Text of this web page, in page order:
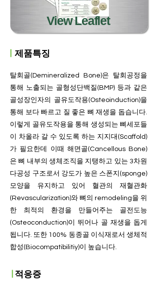
View Leaflet
ㅣ제품특징
탈회골(Demineralized Bone)은 탈회공정을
통해 노출되는 골형성단백질(BMP) 등과 같은
골성장인자의 골유도작용(Osteoinduction)을
통해 보다 빠르고 질 좋은 뼈 재생을 돕습니다.
이렇게 골유도작용을 통해 생성되는 뼈세포들
이 차올라 갈 수 있도록 하는 지지대(Scaffold)
가 필요한데 이때 해면골(Cancellous Bone)
은 뼈 내부의 생체조직을 지탱하고 있는 3차원
다공성 구조로서 강도가 높은 스폰지(sponge)
모양을 유지하고 있어 혈관의 재혈관화
(Revascularization)와 뼈의 remodeling을 위
한 최적의 환경을 만들어주는 골전도능
(Osteoconduction)이 뛰어나 골 재생을 돕게
됩니다. 또한 100% 동종골 이식재로서 생체적
합성(Biocompatibilitiy)이 높습니다.
ㅣ적응증